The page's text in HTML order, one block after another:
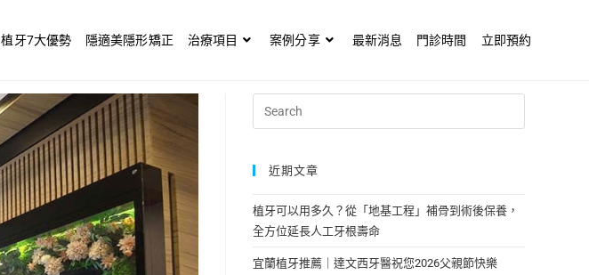
植牙7大優勢 隱適美隱形矯正 治療項目 案例分享 最新消息 門診時間 立即預約
近期文章
植牙可以用多久？從「地基工程」補骨到術後保養，
全方位延長人工牙根壽命
宜蘭植牙推薦｜達文西牙醫祝您2026父親節快樂